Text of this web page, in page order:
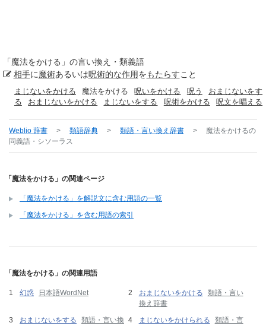
「魔法をかける 」の言い換え・類義語
相手に魔術あるいは呪術的な作用をもたらすこと
まじないをかける 魔法をかける 呪いをかける 呪う
おまじないをす
る
おまじないをかける まじないをする 呪術をかける 呪文を唱える
Weblio 辞書 > 類語辞典 > 類語・言い換え辞書 > 魔法をかけるの
同義語・シソーラス
「魔法をかける」の関連ページ
「魔法をかける」を解説文に含む用語の一覧
「魔法をかける」を含む用語の索引
「魔法をかける」の関連用語
幻惑 日本語WordNet おまじないをかける
類語・言い
換え辞書
おまじないをする
類語・言い換
まじないをかけられる
類語・言